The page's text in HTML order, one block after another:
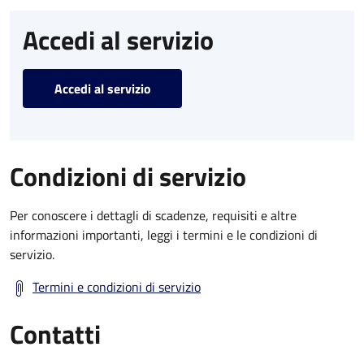
Accedi al servizio
Accedi al servizio
Condizioni di servizio
Per conoscere i dettagli di scadenze, requisiti e altre
informazioni importanti, leggi i termini e le condizioni di
servizio.
Termini e condizioni di servizio
Contatti